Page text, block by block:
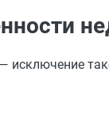
исключение